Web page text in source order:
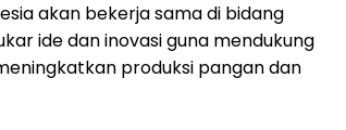
akan bekerja sama di bidang
ide dan inovasi guna mendukung
produksi pangan dan